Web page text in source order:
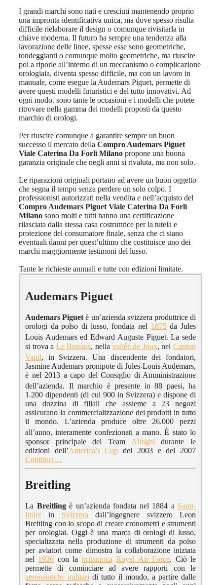
I grandi marchi sono nati e cresciuti mantenendo proprio
una impronta identificativa unica, ma dove spesso risulta
difficile rielaborare il design o comunque rivisitarla in
chiave moderna. Il futuro ha sempre una tendenza alla
lavorazione delle linee, spesse esse sono geometriche,
tondeggianti o comunque molto geometriche, ma riuscire
poi a riporle all’interno di un meccanismo o complicazione
orologiaia, diventa spesso difficile, ma con un lavoro in
manuale, come esegue la Audemars Piguet, permette di
avere questi modelli futuristici e del tutto innovativi. Ad
ogni modo, sono tante le occasioni e i modelli che potete
ritrovare nella gamma dei modelli proposti da questo
marchio di orologi.
Per riuscire comunque a garantire sempre un buon
successo il mercato della Compro Audemars Piguet
Viale Caterina Da Forlì Milano propone una buona
garanzia originale che negli anni si rivaluta, ma non solo.
Le riparazioni originali portano ad avere un buon oggetto
che segna il tempo senza perdere un solo colpo. I
professionisti autorizzati nella vendita e nell’acquisto del
Compro Audemars Piguet Viale Caterina Da Forlì
Milano sono molti e tutti hanno una certificazione
rilasciata dalla stessa casa costruttrice per la tutela e
protezione del consumatore finale, senza che ci siano
eventuali danni per quest’ultimo che costituisce uno dei
marchi maggiormente testimoni del lusso.
Tante le richieste annuali e tutte con edizioni limitate.
Audemars Piguet
Audemars Piguet è un’azienda svizzera produttrice di
orologi da polso di lusso, fondata nel 1875da Jules
Louis Audemars ed Edward Auguste Piguet.La sede
si trova a Le Brassus, nella vallée de Joux, nelCanton
Vaud, in Svizzera. Una discendente dei fondatori,
Jasmine Audemars pronipote di Jules-Louis Audemars,
è nel 2013 a capo del Consiglio di Amministrazione
dell’azienda. Il marchio è presente in 88 paesi, ha
1.200 dipendenti (di cui 900 in Svizzera) e dispone di
una dozzina di filiali che assieme a 23 negozi
assicurano la commercializzazione dei prodotti in tutto
il mondo. L’azienda produce oltre 26.000 pezzi
all’anno, interamente confezionati a mano.È stato lo
sponsor principale del Team Alinghi durante le
edizioni dell’America’s Cup del 2003 e del 2007
Continua…
Breitling
La Breitlingè un’azienda fondata nel 1884 a Saint-
Imierin Svizzera dall’ingegnere svizzero Leon
Breitling con lo scopo di creare cronometri e strumenti
per orologiai. Oggi è una marca di orologi di lusso,
specializzata nella produzione di strumenti da polso
per aviatori come dimostra la collaborazione iniziata
nel 1936 con la britannica Royal Air Force. Ciò le
permette di cominciare ad avere rapporti con le
aeronautiche militari di tutto il mondo, a partire dalle